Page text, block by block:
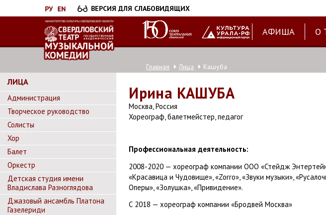
к
ВЕРСИЯ ДЛЯ СЛАБОВИДЯЩИХ
АФИША О
Главная Лица Кашуба
ЛИЦА
Администрация
Творческое руководство
Солисты
Хор
Балет
Оркестр
Детская студия имени
Владислава Разноглядова
Джазовый ансамбль Платона
Газелериди
Ирина КАШУБА
Москва, Россия
Хореограф, балетмейстер, педагог
Профессиональная деятельность:
2008-2020 — хореограф компании OOO «Стейдж
«Красавица и Чудовище», «Zorro», «Звуки музыки»,
Оперы», «Золушка», «Привидение».
С 2018 — хореограф компании «Бродвей Москва»